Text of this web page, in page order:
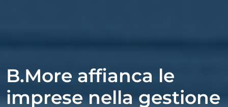
B.More affianca le
imprese nella gestione